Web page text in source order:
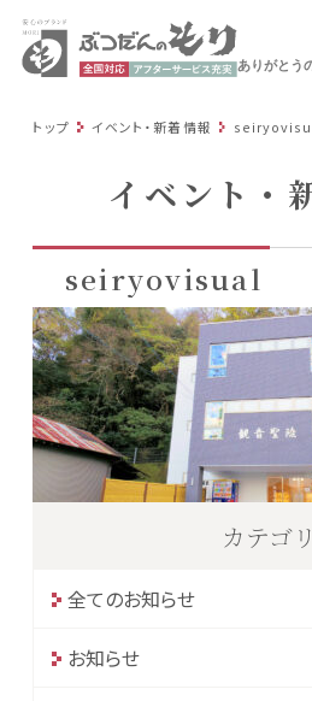
ありがとう
トップ イベント・新着情報
イベント・
seiryovisual
カテゴリ
全てのお知らせ
お知らせ